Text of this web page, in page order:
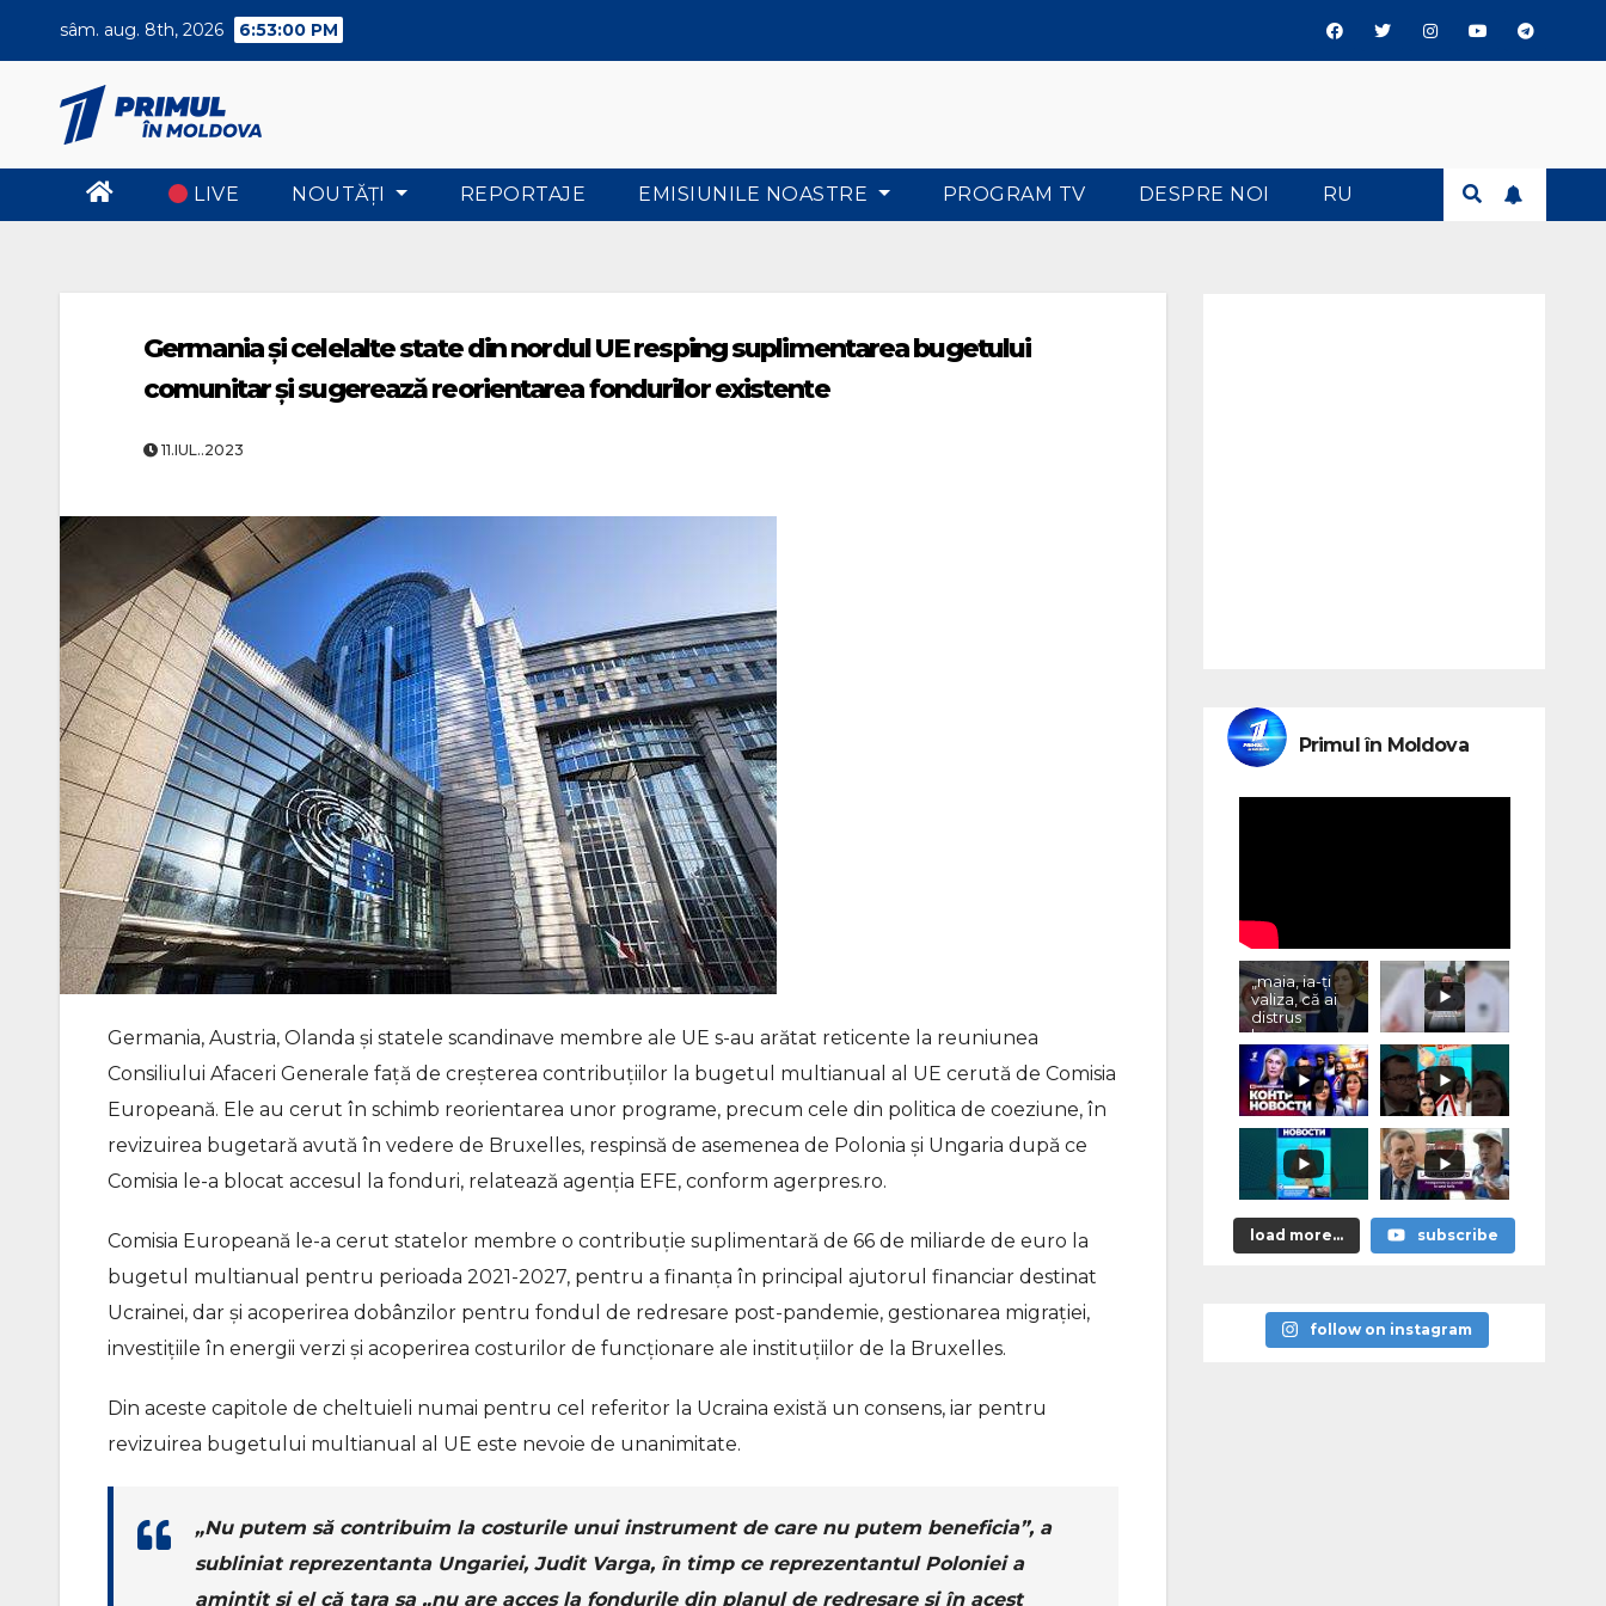
sâm. aug. 8th, 2026 6:53:00 PM
LIVE NOUTĂŢI REPORTAJE EMISIUNILE NOASTRE PROGRAM TV DESPRE NOI RU
Germania şi celelalte state din nordul UE resping suplimentarea bugetului
comunitar şi sugerează reorientarea fondurilor existente
11.IUL..2023
Germania, Austria, Olanda şi statele scandinave membre ale UE s-au arătat reticente la reuniunea
Consiliului Afaceri Generale faţă de creşterea contribuţiilor la bugetul multianual al UE cerută de Comisia
Europeană. Ele au cerut în schimb reorientarea unor programe, precum cele din politica de coeziune, în
revizuirea bugetară avută în vedere de Bruxelles, respinsă de asemenea de Polonia şi Ungaria după ce
Comisia le-a blocat accesul la fonduri, relatează agenţia EFE, conform agerpres.ro.
Comisia Europeană le-a cerut statelor membre o contribuţie suplimentară de 66 de miliarde de euro la
bugetul multianual pentru perioada 2021-2027, pentru a finanţa în principal ajutorul financiar destinat
Ucrainei, dar şi acoperirea dobânzilor pentru fondul de redresare post-pandemie, gestionarea migraţiei,
investiţiile în energii verzi şi acoperirea costurilor de funcţionare ale instituţiilor de la Bruxelles.
Din aceste capitole de cheltuieli numai pentru cel referitor la Ucraina există un consens, iar pentru
revizuirea bugetului multianual al UE este nevoie de unanimitate.
„Nu putem să contribuim la costurile unui instrument de care nu putem beneficia”, a
subliniat reprezentanta Ungariei, Judit Varga, în timp ce reprezentantul Poloniei a
amintit şi el că ţara sa „nu are acces la fondurile din planul de redresare şi în acest
Primul în Moldova
„maia, ia-ți
valiza, că ai
distrus
lumea, cu
«vremurile
astea bune”
load more... subscribe
follow on instagram